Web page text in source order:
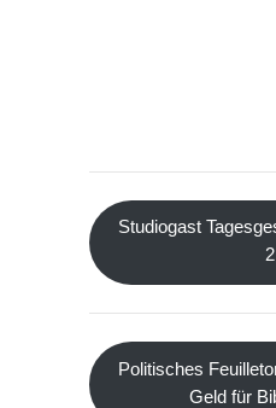
Studiogast
2
Politisches
Geld für